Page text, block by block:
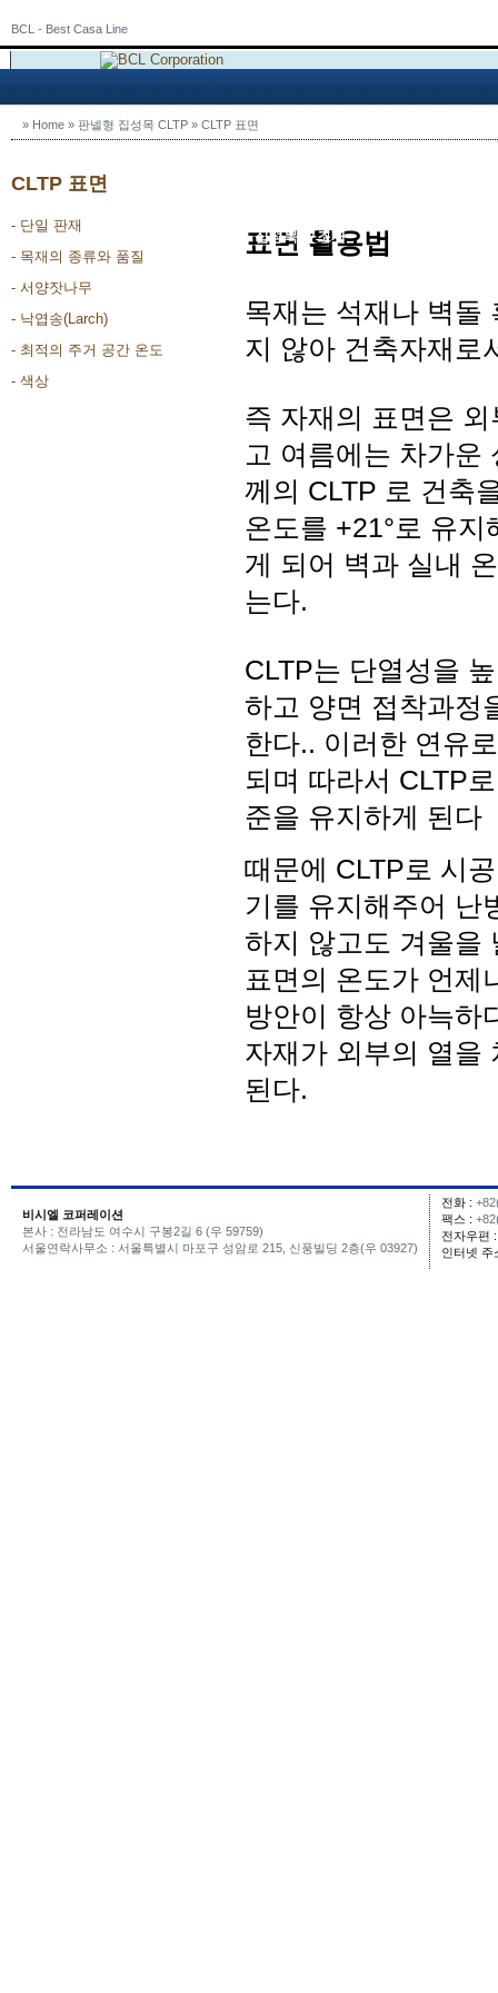
BCL - Best Casa Line
회사소개 집성목 구조재
» Home » 판넬형 집성목 CLTP » CLTP 표면
CLTP 표면
- 단일 판재
- 목재의 종류와 품질
- 서양잣나무
- 낙엽송(Larch)
- 최적의 주거 공간 온도
- 색상
표면 활용법
목재는 석재나 벽돌
지 않아 건축자재로
즉 자재의 표면은
고 여름에는 차가운
께의 CLTP 로 건축
온도를 +21°로 유
게 되어 벽과 실내
는다.
CLTP는 단열성을
하고 양면 접착과정
한다.. 이러한 연유
되며 따라서 CLTP
준을 유지하게 된다
때문에 CLTP로 시
기를 유지해주어 난
하지 않고도 겨울을
표면의 온도가 언제
방안이 항상 아늑하
자재가 외부의 열을
된다.
비시엘 코퍼레이션
본사 : 전라남도 여수시 구봉2길 6 (우 59759)
서울연락사무소 : 서울특별시 마포구 성암로 215, 신풍빌딩 2층(우 03927)
전화 :
팩스 :
전자우편 :
인터넷 주